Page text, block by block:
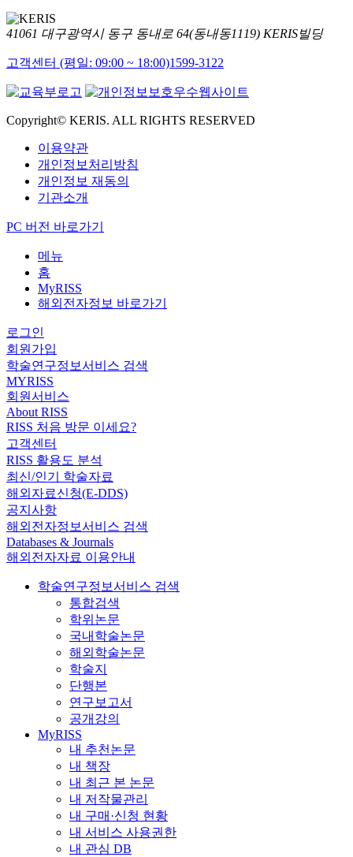
41061 대구광역시 동구 동내로 64(동내동1119) KERIS빌딩
고객센터 (평일: 09:00 ~ 18:00)1599-3122
Copyright© KERIS. ALL RIGHTS RESERVED
이용약관
개인정보처리방침
개인정보 재동의
기관소개
PC 버전 바로가기
메뉴
홈
MyRISS
해외전자정보 바로가기
로그인
회원가입
학술연구정보서비스 검색
MYRISS
회원서비스
About RISS
RISS 처음 방문 이세요?
고객센터
RISS 활용도 분석
최신/인기 학술자료
해외자료신청(E-DDS)
공지사항
해외전자정보서비스 검색
Databases & Journals
해외전자자료 이용안내
학술연구정보서비스 검색
통합검색
학위논문
국내학술논문
해외학술논문
학술지
단행본
연구보고서
공개강의
MyRISS
내 추천논문
내 책장
내 최근 본 논문
내 저작물관리
내 구매·신청 현황
내 서비스 사용권한
내 관심 DB